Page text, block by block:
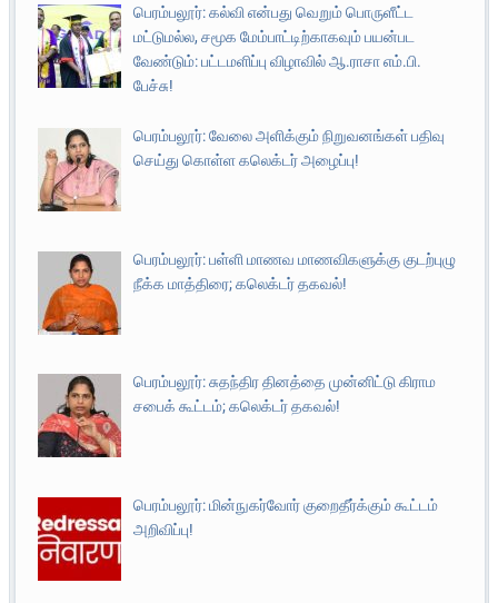
பெரம்பலூர்: கல்வி என்பது வெறும் பொருளீட்ட
மட்டுமல்ல, சமூக மேம்பாட்டிற்காகவும் பயன்பட
வேண்டும்: பட்டமளிப்பு விழாவில் ஆ.ராசா எம்.பி.
பேச்சு!
பெரம்பலூர்: வேலை அளிக்கும் நிறுவனங்கள் பதிவு
செய்து கொள்ள கலெக்டர் அழைப்பு!
பெரம்பலூர்: பள்ளி மாணவ மாணவிகளுக்கு குடற்புழு
நீக்க மாத்திரை; கலெக்டர் தகவல்!
பெரம்பலூர்: சுதந்திர தினத்தை முன்னிட்டு கிராம
சபைக் கூட்டம்; கலெக்டர் தகவல்!
பெரம்பலூர்: மின்நுகர்வோர் குறைதீர்க்கும் கூட்டம்
அறிவிப்பு!